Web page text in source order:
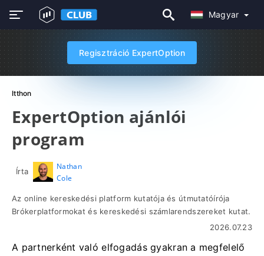
Magyar
Regisztráció ExpertOption
Itthon
ExpertOption ajánlói
program
Írta
Nathan
Cole
Az online kereskedési platform kutatója és útmutatóírója
Brókerplatformokat és kereskedési számlarendszereket kutat.
2026.07.23
A partnerként való elfogadás gyakran a megfelelő